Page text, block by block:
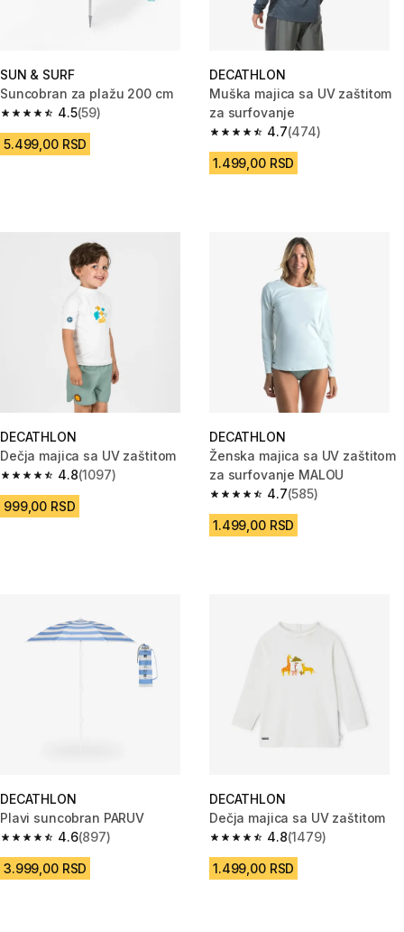
SUN & SURF
Suncobran za plažu 200 cm
4.5
4.5 od 5 zvezdica from 59 Recenzije
(59)
5.499,00 RSD
DECATHLON
Muška majica sa UV zaštitom
za surfovanje
4.7
4.7 od 5 zvezdica from 474
(474)
1.499,00 RSD
DECATHLON
Dečja majica sa UV zaštitom
4.8
4.8 od 5 zvezdica from 1097 Recenzije
(1097)
999,00 RSD
DECATHLON
Ženska majica sa UV zaštitom
za surfovanje MALOU
4.7
4.7 od 5 zvezdica from 585
(585)
1.499,00 RSD
DECATHLON
Plavi suncobran PARUV
4.6
4.6 od 5 zvezdica from 897 Recenzije
(897)
3.999,00 RSD
DECATHLON
Dečja majica sa UV zaštitom
4.8
4.8 od 5 zvezdica from 1479
(1479)
1.499,00 RSD